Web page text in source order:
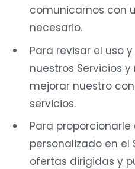
comunicarnos con
necesario.
Para revisar el uso
nuestros Servicios
mejorar nuestro
servicios.
Para
personalizado en el
ofertas dirigidas y